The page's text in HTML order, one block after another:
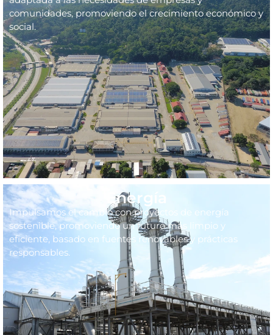
comunidades, promoviendo el crecimiento económico y
social.
Energía
Impulsamos el cambio con proyectos de energía
sostenible, promoviendo un futuro más limpio y
eficiente, basado en fuentes renovables y prácticas
responsables.